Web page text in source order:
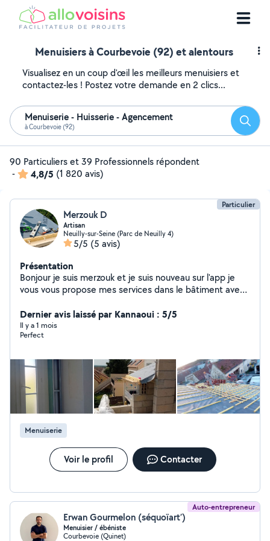
Menuisiers à Courbevoie (92) et alentours
Visualisez en un coup d'œil les meilleurs menuisiers et
contactez-les ! Postez votre demande en 2 clics...
Menuiserie - Huisserie - Agencement
à Courbevoie (92)
90 Particuliers et 39 Professionnels répondent
-
4,8/5 (1 820 avis)
Particulier
Merzouk D
Artisan
Neuilly-sur-Seine (Parc de Neuilly 4)
5/5 (5 avis)
Présentation
Bonjour je suis merzouk et je suis nouveau sur l'app je
vous vous propose mes services dans le bâtiment avec
domaine,maçonnerie générale intérieur et extérieur (
toiture façade carrelage parquet plaquant etc ) je suis à
Dernier avis laissé par Kannaoui : 5/5
Il y a 1 mois
Perfect
Menuiserie
Voir le profil Contacter
Auto-entrepreneur
Erwan Gourmelon (séquoïart’)
Menuisier / ébéniste
Courbevoie (Quinet)